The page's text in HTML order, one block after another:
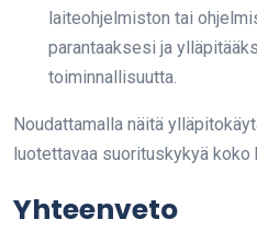
laiteohjelmiston tai
parantaaksesi ja
toiminnallisuutta.
Noudattamalla näitä
luotettavaa suorituskykyä koko
Yhteenveto